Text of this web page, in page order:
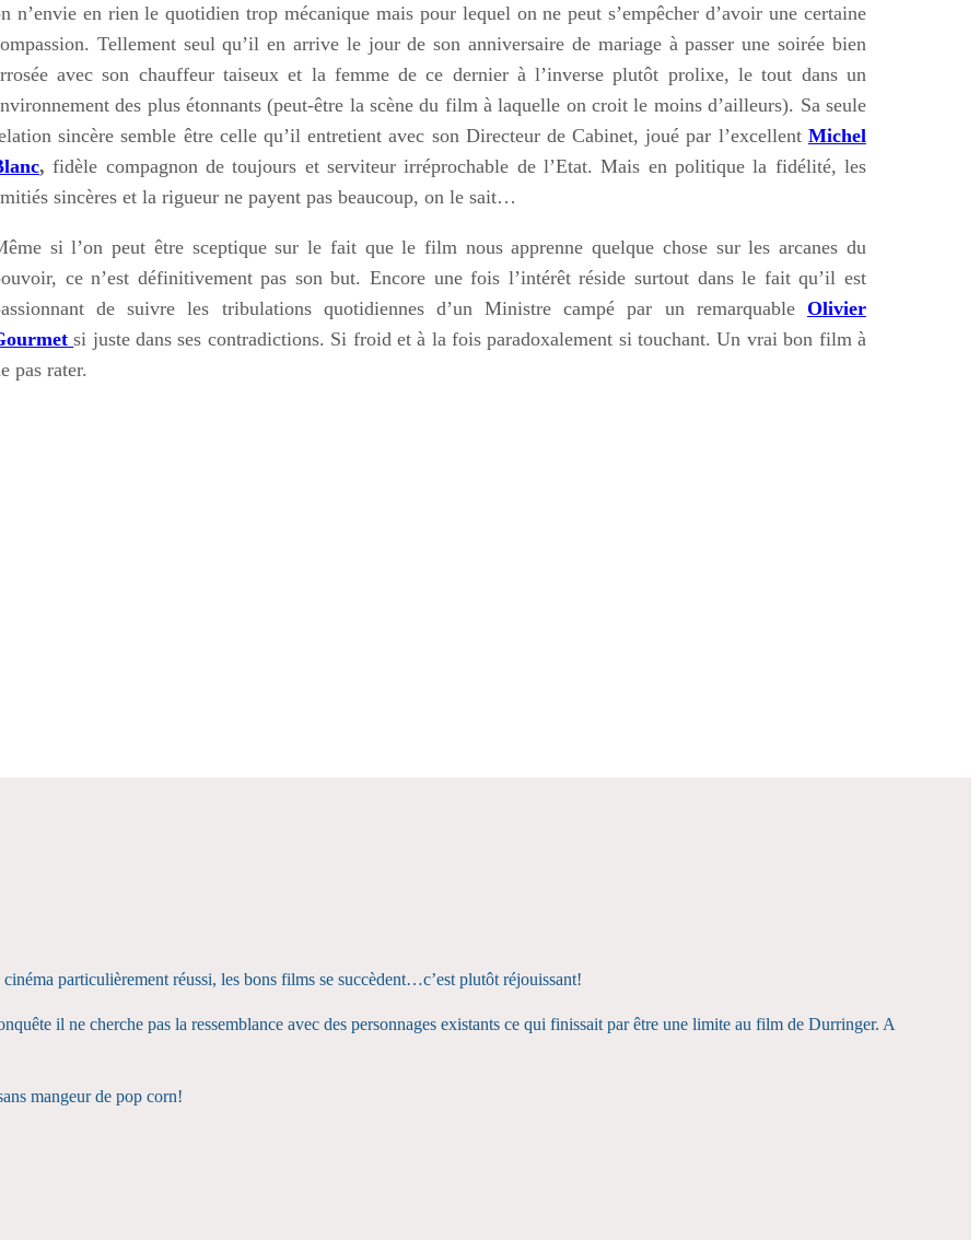
n’envie en rien le quotidien trop mécanique mais pour lequel on ne peut s’empêcher d’avoir une certaine
Tellement seul qu’il en arrive le jour de son anniversaire de mariage à passer une soirée bien
avec son chauffeur taiseux et la femme de ce dernier à l’inverse plutôt prolixe, le tout dans un
des plus étonnants (peut-être la scène du film à laquelle on croit le moins d’ailleurs). Sa seule
sincère semble être celle qu’il entretient avec son Directeur de Cabinet, joué par l’excellent Michel
, fidèle compagnon de toujours et serviteur irréprochable de l’Etat. Mais en politique la fidélité, les
sincères et la rigueur ne payent pas beaucoup, on le sait…
si l’on peut être sceptique sur le fait que le film nous apprenne quelque chose sur les arcanes du
ce n’est définitivement pas son but. Encore une fois l’intérêt réside surtout dans le fait qu’il est
de suivre les tribulations quotidiennes d’un Ministre campé par un remarquable Olivier
si juste dans ses contradictions. Si froid et à la fois paradoxalement si touchant. Un vrai bon film à
pas rater.
particulièrement réussi, les bons films se succèdent…c’est plutôt réjouissant!
il ne cherche pas la ressemblance avec des personnages existants ce qui finissait par être une limite au film de Durringer. A
mangeur de pop corn!